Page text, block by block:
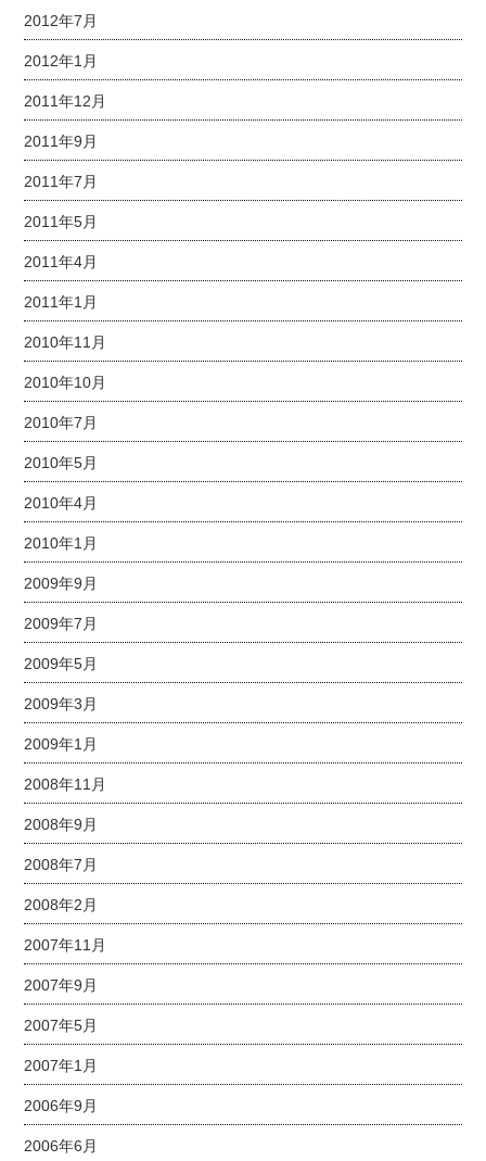
2012年7月
2012年1月
2011年12月
2011年9月
2011年7月
2011年5月
2011年4月
2011年1月
2010年11月
2010年10月
2010年7月
2010年5月
2010年4月
2010年1月
2009年9月
2009年7月
2009年5月
2009年3月
2009年1月
2008年11月
2008年9月
2008年7月
2008年2月
2007年11月
2007年9月
2007年5月
2007年1月
2006年9月
2006年6月